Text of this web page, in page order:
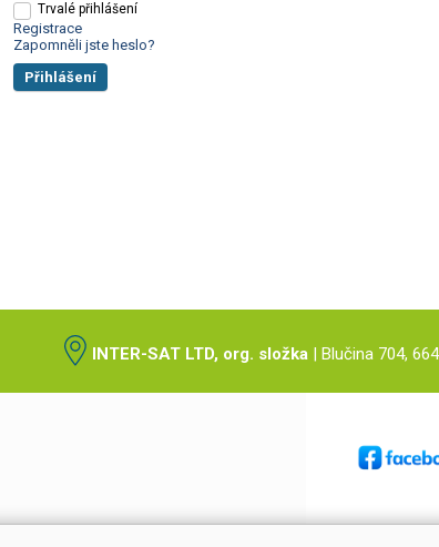
Trvalé přihlášení
Registrace
Zapomněli jste heslo?
Přihlášení
INTER-SAT LTD, org. složka | Blučina 704,